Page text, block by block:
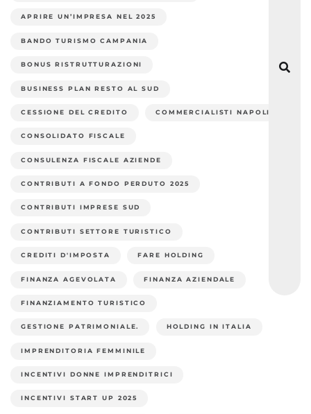
APRIRE UN’IMPRESA NEL 2025
BANDO TURISMO CAMPANIA
BONUS RISTRUTTURAZIONI
BUSINESS PLAN RESTO AL SUD
CESSIONE DEL CREDITO COMMERCIALISTI NAPOLI
CONSOLIDATO FISCALE
CONSULENZA FISCALE AZIENDE
CONTRIBUTI A FONDO PERDUTO 2025
CONTRIBUTI IMPRESE SUD
CONTRIBUTI SETTORE TURISTICO
CREDITI D'IMPOSTA FARE HOLDING
FINANZA AGEVOLATA FINANZA AZIENDALE
FINANZIAMENTO TURISTICO
GESTIONE PATRIMONIALE. HOLDING IN ITALIA
IMPRENDITORIA FEMMINILE
INCENTIVI DONNE IMPRENDITRICI
INCENTIVI START UP 2025